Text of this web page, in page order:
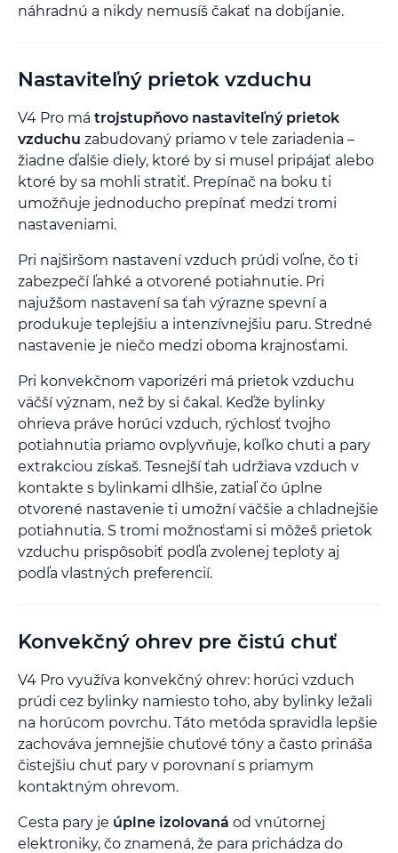
náhradnú a nikdy nemusíš čakať na dobíjanie.
Nastaviteľný prietok vzduchu
V4 Pro má trojstupňovo nastaviteľný prietok
vzduchu zabudovaný priamo v tele zariadenia –
žiadne ďalšie diely, ktoré by si musel pripájať alebo
ktoré by sa mohli stratiť. Prepínač na boku ti
umožňuje jednoducho prepínať medzi tromi
nastaveniami.
Pri najširšom nastavení vzduch prúdi voľne, čo ti
zabezpečí ľahké a otvorené potiahnutie. Pri
najužšom nastavení sa ťah výrazne spevní a
produkuje teplejšiu a intenzívnejšiu paru. Stredné
nastavenie je niečo medzi oboma krajnosťami.
Pri konvekčnom vaporizéri má prietok vzduchu
väčší význam, než by si čakal. Keďže bylinky
ohrieva práve horúci vzduch, rýchlosť tvojho
potiahnutia priamo ovplyvňuje, koľko chuti a pary
extrakciou získaš. Tesnejší ťah udržiava vzduch v
kontakte s bylinkami dlhšie, zatiaľ čo úplne
otvorené nastavenie ti umožní väčšie a chladnejšie
potiahnutia. S tromi možnosťami si môžeš prietok
vzduchu prispôsobiť podľa zvolenej teploty aj
podľa vlastných preferencií.
Konvekčný ohrev pre čistú chuť
V4 Pro využíva konvekčný ohrev: horúci vzduch
prúdi cez bylinky namiesto toho, aby bylinky ležali
na horúcom povrchu. Táto metóda spravidla lepšie
zachováva jemnejšie chuťové tóny a často prináša
čistejšiu chuť pary v porovnaní s priamym
kontaktným ohrevom.
Cesta pary je úplne izolovaná od vnútornej
elektroniky, čo znamená, že para prichádza do